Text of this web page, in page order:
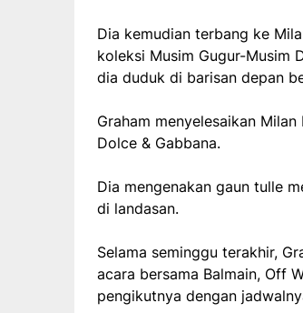
Dia kemudian terbang ke
koleksi Musim Gugur-Musim
dia duduk di barisan depan
Graham menyelesaikan
Dolce & Gabbana.
Dia mengenakan gaun tulle
di landasan.
Selama seminggu terakhir,
acara bersama Balmain, Off
pengikutnya dengan